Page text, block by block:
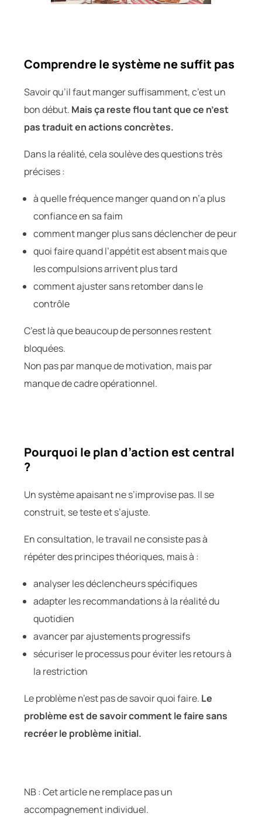
Comprendre le système ne suffit pas
Savoir qu’il faut manger suffisamment, c’est un
bon début. Mais ça reste flou tant que ce n’est
pas traduit en actions concrètes.
Dans la réalité, cela soulève des questions très
précises :
à quelle fréquence manger quand on n’a plus
confiance en sa faim
comment manger plus sans déclencher de peur
quoi faire quand l’appétit est absent mais que
les compulsions arrivent plus tard
comment ajuster sans retomber dans le
contrôle
C’est là que beaucoup de personnes restent
bloquées.
Non pas par manque de motivation, mais par
manque de cadre opérationnel.
Pourquoi le plan d’action est central
?
Un système apaisant ne s’improvise pas. Il se
construit, se teste et s’ajuste.
En consultation, le travail ne consiste pas à
répéter des principes théoriques, mais à :
analyser les déclencheurs spécifiques
adapter les recommandations à la réalité du
quotidien
avancer par ajustements progressifs
sécuriser le processus pour éviter les retours à
la restriction
Le problème n’est pas de savoir quoi faire. Le
problème est de savoir comment le faire sans
recréer le problème initial.
NB : Cet article ne remplace pas un
accompagnement individuel.